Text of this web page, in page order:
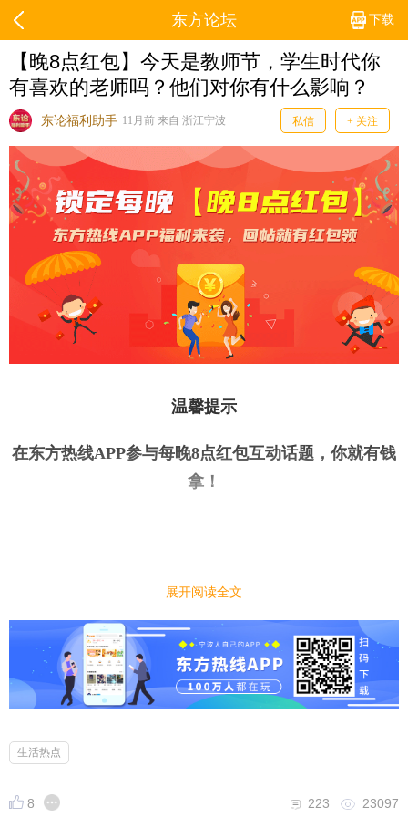
下载
东方论坛
【晚8点红包】今天是教师节，学生时代你
有喜欢的老师吗？他们对你有什么影响？
东论福利助手 11月前 来自 浙江宁波 私信 + 关注
温馨提示
在东方热线APP参与每晚8点红包互动话题，你就有钱
拿 ！
｜ 今日话题｜
今天是教师节，学生时代你有喜欢的老师吗？他们对
你有什么影响？
小编先来：
又到了一年一度的教师节，很多老师对学生的影响很
展开阅读全文
生活热点
8 23097
223